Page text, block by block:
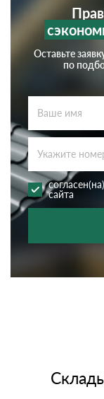
Оставьте
по
сайта